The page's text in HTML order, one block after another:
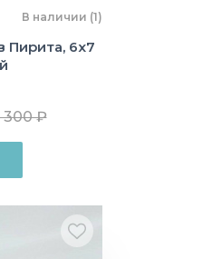
В наличии (1)
Пирита, 6х7
300 ₽